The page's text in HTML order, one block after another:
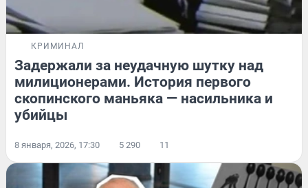
КРИМИНАЛ
Задержали за неудачную шутку над
милиционерами. История первого
скопинского маньяка — насильника и
убийцы
8 января, 2026, 17:30 5 290 11